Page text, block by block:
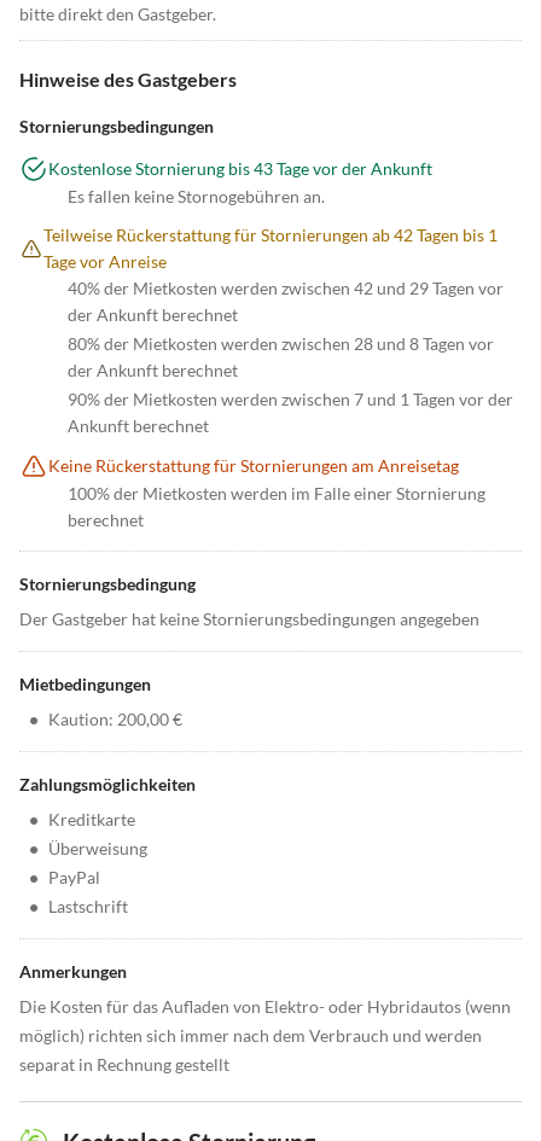
bitte direkt den Gastgeber.
Hinweise des Gastgebers
Stornierungsbedingungen
Kostenlose Stornierung bis 43 Tage vor der Ankunft
Es fallen keine Stornogebühren an.
Teilweise Rückerstattung für Stornierungen ab 42 Tagen bis 1
Tage vor Anreise
40% der Mietkosten werden zwischen 42 und 29 Tagen vor
der Ankunft berechnet
80% der Mietkosten werden zwischen 28 und 8 Tagen vor
der Ankunft berechnet
90% der Mietkosten werden zwischen 7 und 1 Tagen vor der
Ankunft berechnet
Keine Rückerstattung für Stornierungen am Anreisetag
100% der Mietkosten werden im Falle einer Stornierung
berechnet
Stornierungsbedingung
Der Gastgeber hat keine Stornierungsbedingungen angegeben
Mietbedingungen
• Kaution: 200,00 €
Zahlungsmöglichkeiten
• Kreditkarte
• Überweisung
• PayPal
• Lastschrift
Anmerkungen
Die Kosten für das Aufladen von Elektro- oder Hybridautos (wenn
möglich) richten sich immer nach dem Verbrauch und werden
separat in Rechnung gestellt